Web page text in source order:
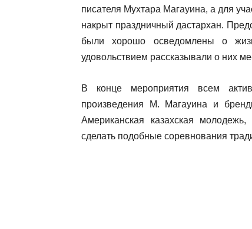
писателя Мухтара Магауина, а для
накрыт праздничный дастархан.
были хорошо осведомлены о
удовольствием рассказывали о них
В конце мероприятия всем
произведения М. Магауина и
Американская казахская
сделать подобные соревнования